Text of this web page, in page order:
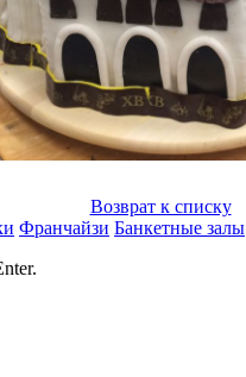
Возврат к списку
Франчайзи Банкетные залы